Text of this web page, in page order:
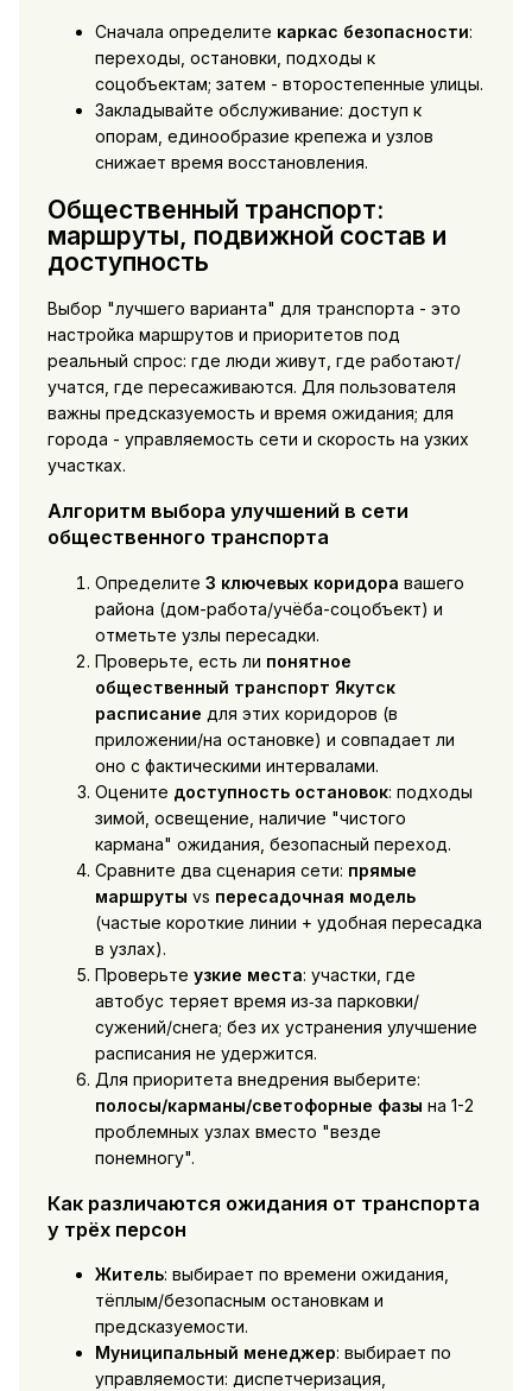
Сначала определите каркас безопасности:
переходы, остановки, подходы к
соцобъектам; затем - второстепенные улицы.
Закладывайте обслуживание: доступ к
опорам, единообразие крепежа и узлов
снижает время восстановления.
Общественный транспорт:
маршруты, подвижной состав и
доступность
Выбор "лучшего варианта" для транспорта - это
настройка маршрутов и приоритетов под
реальный спрос: где люди живут, где работают/
учатся, где пересаживаются. Для пользователя
важны предсказуемость и время ожидания; для
города - управляемость сети и скорость на узких
участках.
Алгоритм выбора улучшений в сети
общественного транспорта
Определите 3 ключевых коридора вашего
района (дом-работа/учёба-соцобъект) и
отметьте узлы пересадки.
Проверьте, есть ли понятное
общественный транспорт Якутск
расписание для этих коридоров (в
приложении/на остановке) и совпадает ли
оно с фактическими интервалами.
Оцените доступность остановок: подходы
зимой, освещение, наличие "чистого
кармана" ожидания, безопасный переход.
Сравните два сценария сети: прямые
маршруты vs пересадочная модель
(частые короткие линии + удобная пересадка
в узлах).
Проверьте узкие места: участки, где
автобус теряет время из‑за парковки/
сужений/снега; без их устранения улучшение
расписания не удержится.
Для приоритета внедрения выберите:
полосы/карманы/светофорные фазы на 1-2
проблемных узлах вместо "везде
понемногу".
Как различаются ожидания от транспорта
у трёх персон
Житель: выбирает по времени ожидания,
тёплым/безопасным остановкам и
предсказуемости.
Муниципальный менеджер: выбирает по
управляемости: диспетчеризация,